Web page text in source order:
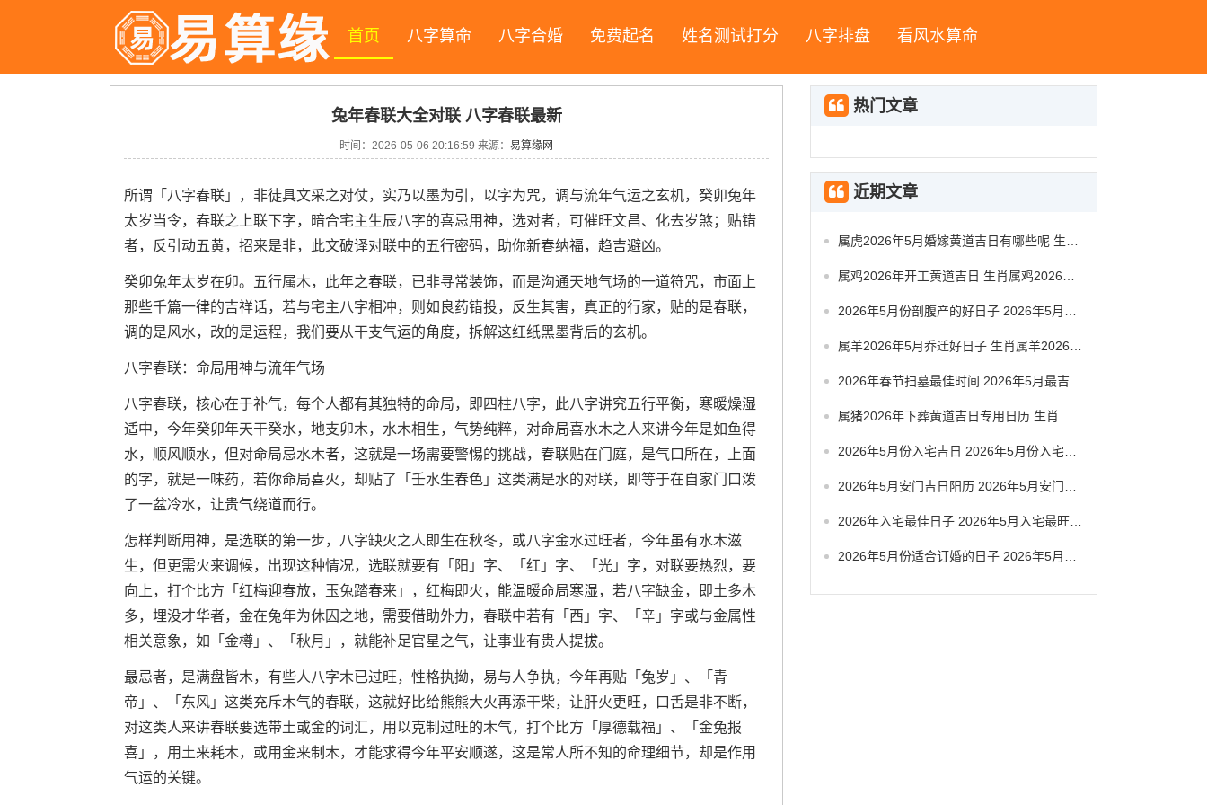
首页 八字算命 八字合婚 免费起名 姓名测试打分 八字排盘 看风水算命
兔年春联大全对联 八字春联最新
时间： 2026-05-06 20:16:59 来源： 易算缘网
所谓「八字春联」，非徒具文采之对仗，实乃以墨为引，以字为咒，调与流年气运之玄机，癸卯兔年
太岁当令，春联之上联下字，暗合宅主生辰八字的喜忌用神，选对者，可催旺文昌、化去岁煞；贴错
者，反引动五黄，招来是非，此文破译对联中的五行密码，助你新春纳福，趋吉避凶。
癸卯兔年太岁在卯。五行属木，此年之春联，已非寻常装饰，而是沟通天地气场的一道符咒，市面上
那些千篇一律的吉祥话，若与宅主八字相冲，则如良药错投，反生其害，真正的行家，贴的是春联，
调的是风水，改的是运程，我们要从干支气运的角度，拆解这红纸黑墨背后的玄机。
八字春联：命局用神与流年气场
八字春联，核心在于补气，每个人都有其独特的命局，即四柱八字，此八字讲究五行平衡，寒暖燥湿
适中，今年癸卯年天干癸水，地支卯木，水木相生，气势纯粹，对命局喜水木之人来讲今年是如鱼得
水，顺风顺水，但对命局忌水木者，这就是一场需要警惕的挑战，春联贴在门庭，是气口所在，上面
的字，就是一味药，若你命局喜火，却贴了「壬水生春色」这类满是水的对联，即等于在自家门口泼
了一盆冷水，让贵气绕道而行。
怎样判断用神，是选联的第一步，八字缺火之人即生在秋冬，或八字金水过旺者，今年虽有水木滋
生，但更需火来调候，出现这种情况，选联就要有「阳」字、「红」字、「光」字，对联要热烈，要
向上，打个比方「红梅迎春放，玉兔踏春来」，红梅即火，能温暖命局寒湿，若八字缺金，即土多木
多，埋没才华者，金在兔年为休囚之地，需要借助外力，春联中若有「西」字、「辛」字或与金属性
相关意象，如「金樽」、「秋月」，就能补足官星之气，让事业有贵人提拔。
最忌者，是满盘皆木，有些人八字木已过旺，性格执拗，易与人争执，今年再贴「兔岁」、「青
帝」、「东风」这类充斥木气的春联，这就好比给熊熊大火再添干柴，让肝火更旺，口舌是非不断，
对这类人来讲春联要选带土或金的词汇，用以克制过旺的木气，打个比方「厚德载福」、「金兔报
喜」，用土来耗木，或用金来制木，才能求得今年平安顺遂，这是常人所不知的命理细节，却是作用
气运的关键。
热门文章
近期文章